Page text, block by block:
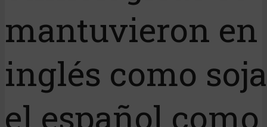
mantuvieron en
inglés como
el español